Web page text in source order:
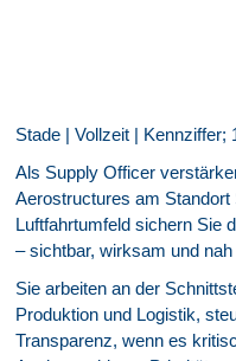
Stade | Vollzeit | Kennziffer;
Als Supply Officer
Aerostructures am
Luftfahrtumfeld sichern Sie
– sichtbar, wirksam und
Sie arbeiten an der
Produktion und Logistik,
Transparenz, wenn es